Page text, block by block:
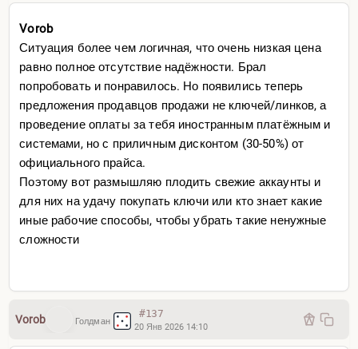
Vorob
Ситуация более чем логичная, что очень низкая цена
равно полное отсутствие надёжности. Брал
попробовать и понравилось. Но появились теперь
предложения продавцов продажи не ключей/линков, а
проведение оплаты за тебя иностранным платёжным и
системами, но с приличным дисконтом (30-50%) от
официального прайса.
Поэтому вот размышляю плодить свежие аккаунты и
для них на удачу покупать ключи или кто знает какие
иные рабочие способы, чтобы убрать такие ненужные
сложности
Vorob Голдман
#137
20 Янв 2026 14:10